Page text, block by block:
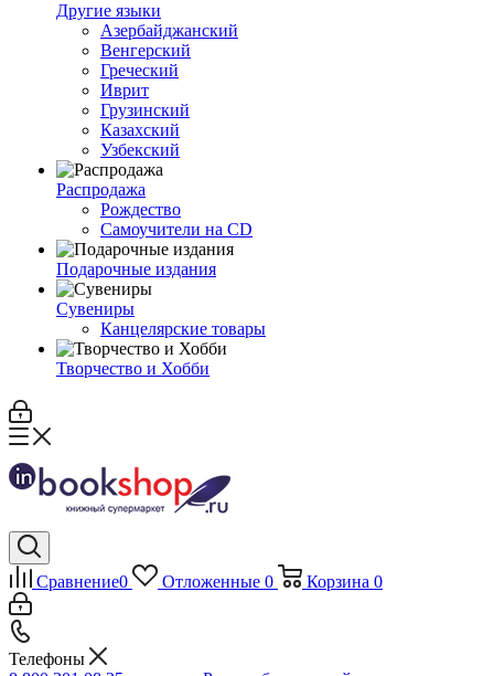
Другие языки
Азербайджанский
Венгерский
Греческий
Иврит
Грузинский
Казахский
Узбекский
Распродажа
Рождество
Самоучители на CD
Подарочные издания
Сувениры
Канцелярские товары
Творчество и Хобби
Сравнение0 Отложенные 0 Корзина 0
Телефоны